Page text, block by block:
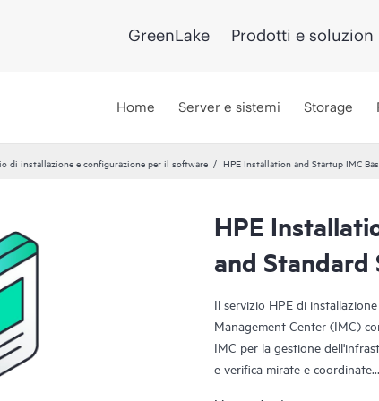
GreenLake Prodotti e soluzion
Home Server e sistemi Storage
di installazione e configurazione per il software HPE Installation and Startup IMC
HPE
and Standard
Il servizio HPE di
Management Center (IMC)
IMC per la gestione
e verifica mirate e coordinate.